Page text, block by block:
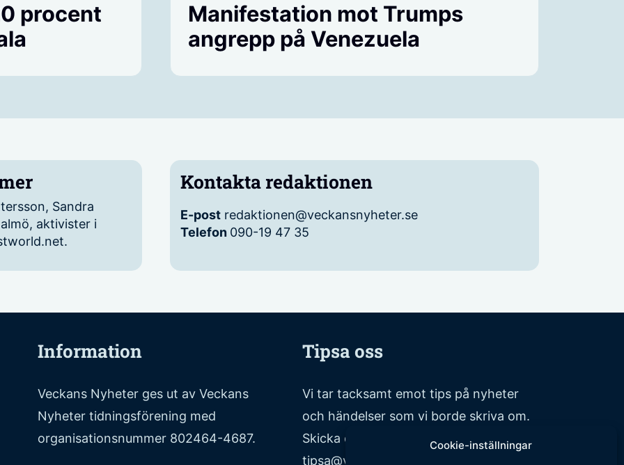
Cookie-inställningar
procent
Manifestation mot Trumps
angrepp på Venezuela
Sandra
aktivister i
Kontakta redaktionen
E-post redaktionen@veckansnyheter.se
Telefon 090-19 47 35
Information
Veckans Nyheter ges ut av Veckans
Nyheter tidningsförening med
organisationsnummer 802464-4687.
Tipsa oss
Vi tar tacksamt emot tips på nyheter
och händelser som vi borde skriva om.
Skicka ditt tips till följande adress:
tipsa@veckansnyheter.se